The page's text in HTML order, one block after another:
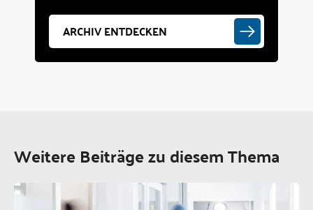
ARCHIV ENTDECKEN
Weitere Beiträge zu diesem Thema